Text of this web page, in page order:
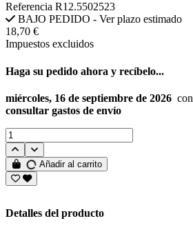
Referencia R12.5502523
BAJO PEDIDO - Ver plazo estimado
18,70 €
Impuestos excluidos
Haga su pedido ahora y recíbelo...
miércoles, 16 de septiembre de 2026 con
consultar gastos de envío
Añadir al carrito
Detalles del producto